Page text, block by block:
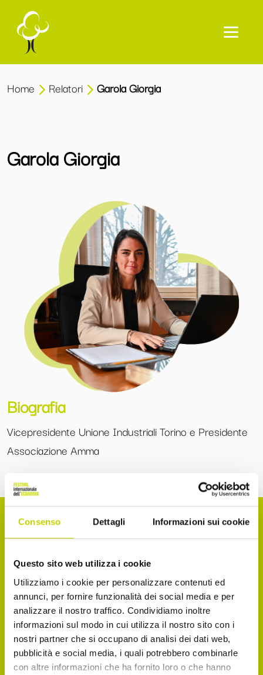
Consenso Dettagli Informazioni sui cookie
Questo sito web utilizza i cookie
Utilizziamo i cookie per personalizzare contenuti ed
annunci, per fornire funzionalità dei social media e per
analizzare il nostro traffico. Condividiamo inoltre
informazioni sul modo in cui utilizza il nostro sito con i
nostri partner che si occupano di analisi dei dati web,
pubblicità e social media, i quali potrebbero combinarle
con altre informazioni che ha fornito loro o che hanno
Home Relatori Garola Giorgia
Garola Giorgia
Biografia
Vicepresidente Unione Industriali Torino e Presidente
Associazione Amma
Iscriviti alla Newsletter del Festival Internazionale
dell’Economia per essere sempre informato sulle
novità e gli appuntamenti in agenda!
Email